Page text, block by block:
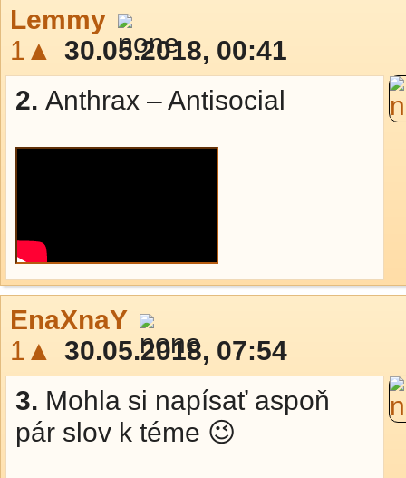
Lemmy
1▲
30.05.2018, 00:41
2. Anthrax – Antisocial
EnaXnaY
1▲
30.05.2018, 07:54
3. Mohla si napísať aspoň
pár slov k téme 😉